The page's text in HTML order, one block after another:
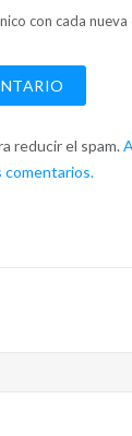
con cada nueva
reducir el spam.
comentarios.